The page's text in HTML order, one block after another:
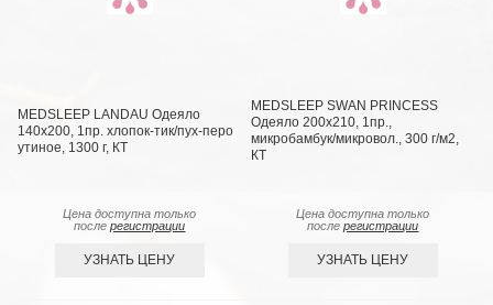
MEDSLEEP LANDAU Одеяло
140х200, 1пр. хлопок-тик/пух-перо
утиное, 1300 г, КТ
Цена доступна только
послерегистрации
УЗНАТЬ ЦЕНУ
MEDSLEEP SWAN PRINCESS
Одеяло 200х210, 1пр.,
микробамбук/микровол., 300 г/м2,
КТ
Цена доступна только
послерегистрации
УЗНАТЬ ЦЕНУ